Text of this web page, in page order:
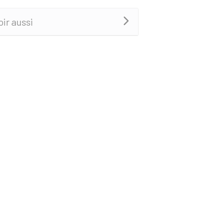
aussi